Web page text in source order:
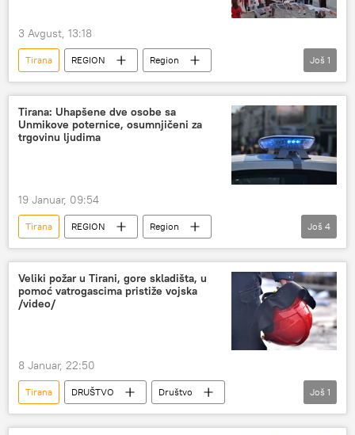
3 Avgust, 13:18
Tirana REGION
Region
Region – politika
Još 1
Tirana: Uhapšene dve osobe sa
Unmikove poternice, osumnjičeni za
trgovinu ljudima
19 Januar, 09:54
Tirana REGION
Region
Region – politika
UNMIK
hapšenje
trgovina ljudima
Još 4
Veliki požar u Tirani, gore skladišta, u
pomoć vatrogascima pristiže vojska
/video/
8 Januar, 22:50
Tirana DRUŠTVO
Društvo
Albanija
požar
Još 1